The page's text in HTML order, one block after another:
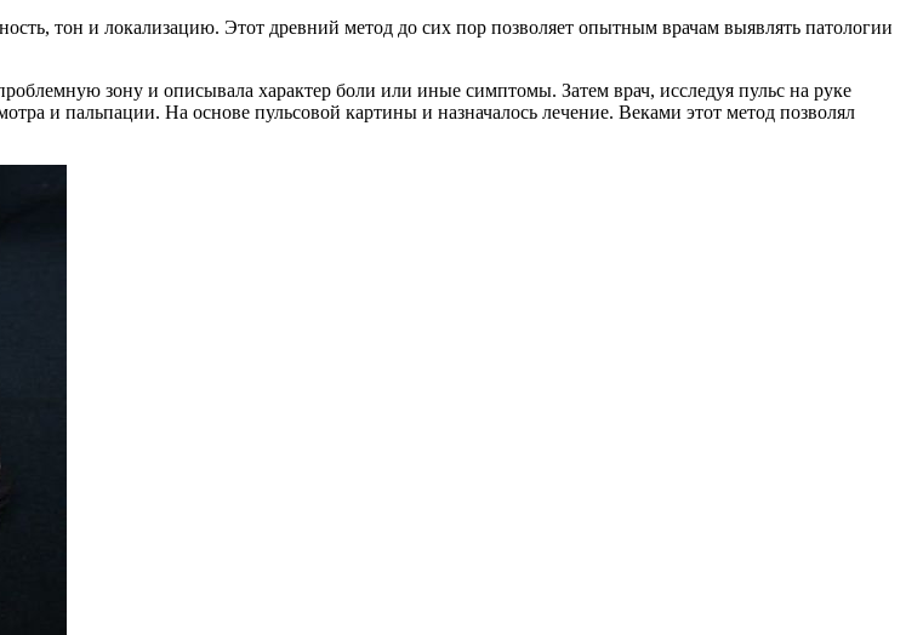
тон и локализацию. Этот древний метод до сих пор позволяет опытным врачам выявлять патологии
зону и описывала характер боли или иные симптомы. Затем врач, исследуя пульс на руке
и пальпации. На основе пульсовой картины и назначалось лечение. Веками этот метод позволял